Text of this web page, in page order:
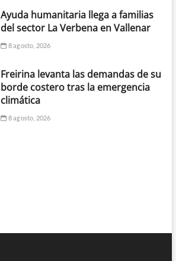
Ayuda humanitaria llega a familias
del sector La Verbena en Vallenar
8 agosto, 2026
Freirina levanta las demandas de su
borde costero tras la emergencia
climática
8 agosto, 2026